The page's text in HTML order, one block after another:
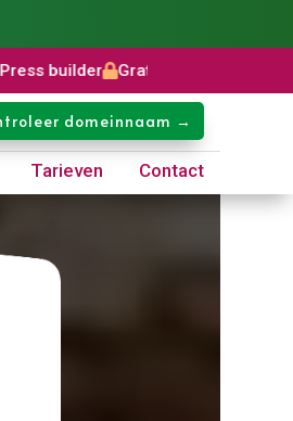
Gratis SSL certificaat
domeinnaam →
Tarieven Contact